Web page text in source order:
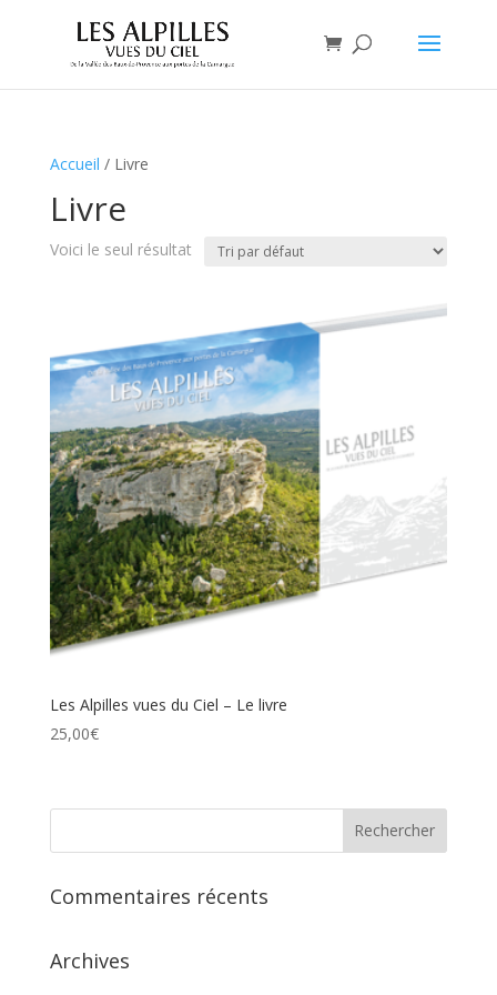
Accueil / Livre
Livre
Voici le seul résultat
Les Alpilles vues du Ciel – Le livre
25,00€
Commentaires récents
Archives